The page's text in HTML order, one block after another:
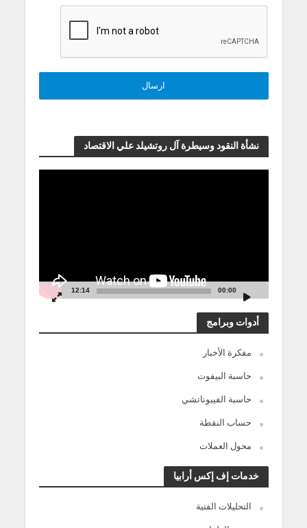
نشأة النقود وسيطرة آل روتشيلد علي الاقتصاد
00:00
12:14
أدوات وبرامج
مفكرة الأخبار
حاسبة البيفوت
حاسبة الفيبوناتشي
حساب النقطة
محول العملات
خدمات إف إكس أرابيا
التحليلات الفنية